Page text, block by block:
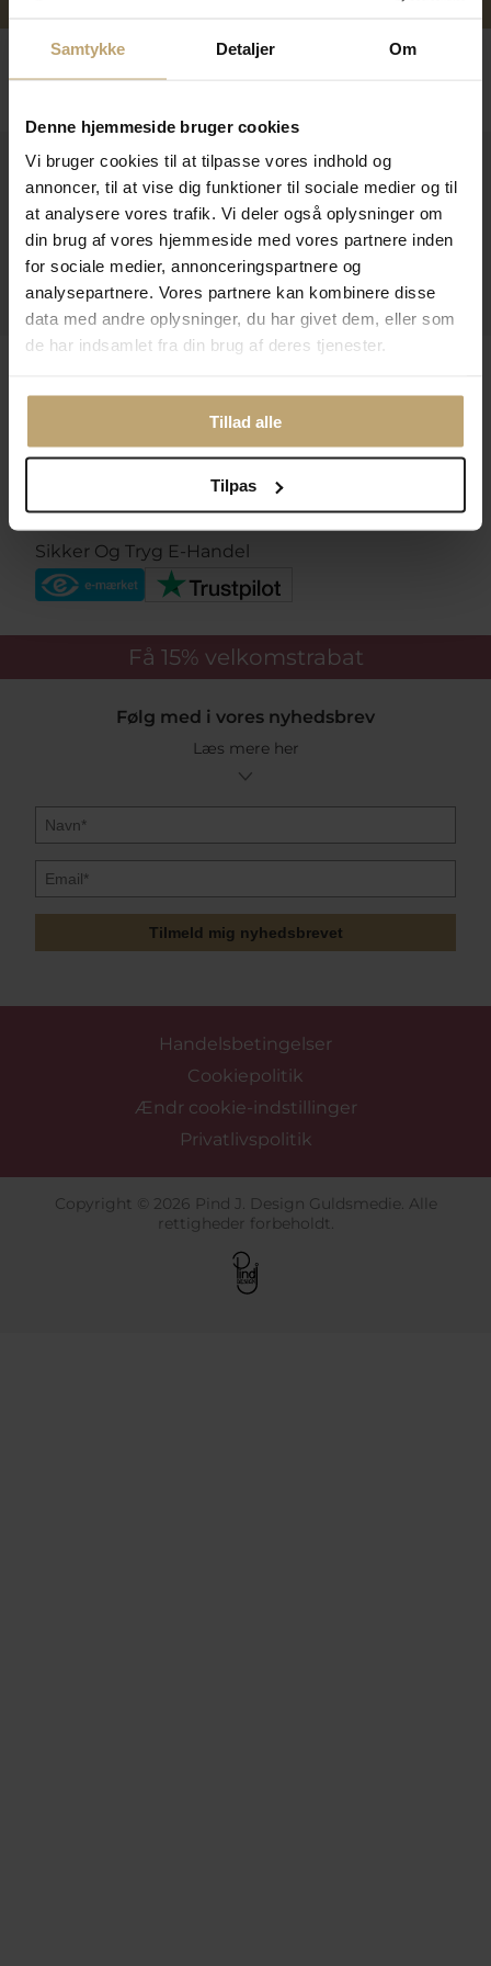
Samtykke Detaljer Om
Denne hjemmeside bruger cookies
Vi bruger cookies til at tilpasse vores indhold og
annoncer, til at vise dig funktioner til sociale medier og til
at analysere vores trafik. Vi deler også oplysninger om
din brug af vores hjemmeside med vores partnere inden
for sociale medier, annonceringspartnere og
analysepartnere. Vores partnere kan kombinere disse
data med andre oplysninger, du har givet dem, eller som
de har indsamlet fra din brug af deres tjenester.
Tillad alle
Tilpas
Følg os
Kontakt
Åbningstider I Butikken
Information
Praktiske Sider
Betalingsmuligheder
Sikker Og Tryg E-Handel
Få 15% velkomstrabat
Følg med i vores nyhedsbrev
Læs mere her
Tilmeld mig nyhedsbrevet
Handelsbetingelser
Cookiepolitik
Ændr cookie-indstillinger
Privatlivspolitik
Copyright © 2026 Pind J. Design Guldsmedie. Alle
rettigheder forbeholdt.